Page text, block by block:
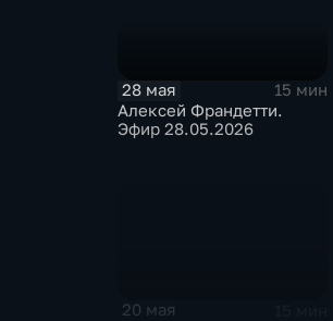
28 мая
15 мин
Алексей Франдетти.
Эфир 28.05.2026
20 мая